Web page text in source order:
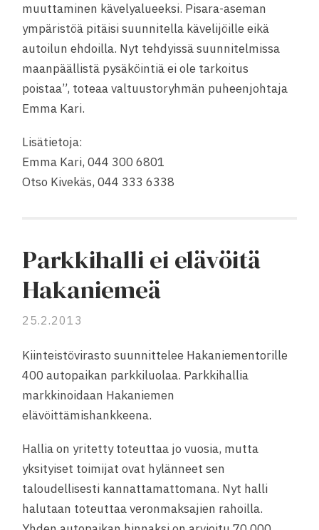
muuttaminen kävelyalueeksi. Pisara-aseman
ympäristöä pitäisi suunnitella kävelijöille eikä
autoilun ehdoilla. Nyt tehdyissä suunnitelmissa
maanpäällistä pysäköintiä ei ole tarkoitus
poistaa”, toteaa valtuustoryhmän puheenjohtaja
Emma Kari.
Lisätietoja:
Emma Kari, 044 300 6801
Otso Kivekäs, 044 333 6338
Parkkihalli ei elävöitä
Hakaniemeä
25.2.2013
Kiinteistövirasto suunnittelee Ha­ka­nie­men­to­rille
400 au­to­pai­kan parkkiluolaa. Parkkihallia
markkinoidaan Hakaniemen
elävöittämishankkeena.
Hallia on yritetty toteuttaa jo vuosia, mutta
yksityiset toimijat ovat hylänneet sen
taloudellisesti kannattamattomana. Nyt halli
halutaan toteuttaa veronmaksajien rahoilla.